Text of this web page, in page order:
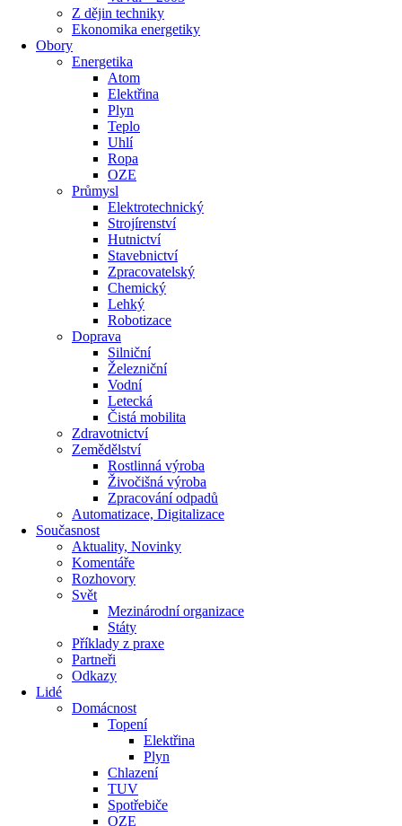
Z dějin techniky
Ekonomika energetiky
Obory
Energetika
Atom
Elektřina
Plyn
Teplo
Uhlí
Ropa
OZE
Průmysl
Elektrotechnický
Strojírenství
Hutnictví
Stavebnictví
Zpracovatelský
Chemický
Lehký
Robotizace
Doprava
Silniční
Železniční
Vodní
Letecká
Čistá mobilita
Zdravotnictví
Zemědělství
Rostlinná výroba
Živočišná výroba
Zpracování odpadů
Automatizace, Digitalizace
Současnost
Aktuality, Novinky
Komentáře
Rozhovory
Svět
Mezinárodní organizace
Státy
Příklady z praxe
Partneři
Odkazy
Lidé
Domácnost
Topení
Elektřina
Plyn
Chlazení
TUV
Spotřebiče
OZE